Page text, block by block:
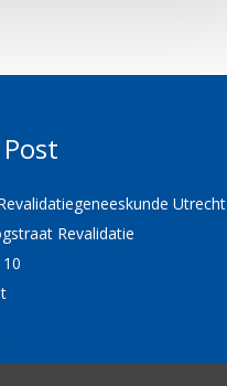
Utrecht
Revalidatie